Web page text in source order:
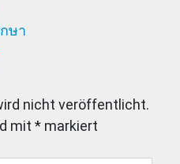
ษา
nicht veröffentlicht.
mit * markiert